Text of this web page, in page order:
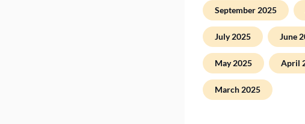
September 2025
July 2025 June
May 2025 April
March 2025